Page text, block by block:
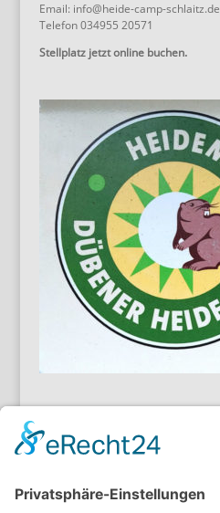
Email: info@heide-camp-schlaitz.de
Telefon 034955 20571
Stellplatz jetzt online buchen.